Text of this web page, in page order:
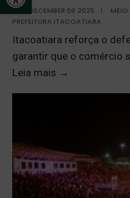
4 DE DECEMBER DE 2025 | MEIO
PREFEITURA ITACOATIARA
Itacoatiara reforça o
garantir que o comércio
Leia mais →